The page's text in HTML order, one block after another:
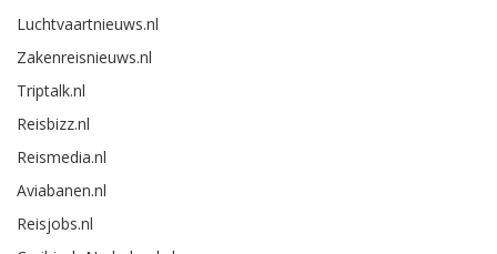
Luchtvaartnieuws.nl
Zakenreisnieuws.nl
Triptalk.nl
Reisbizz.nl
Reismedia.nl
Aviabanen.nl
Reisjobs.nl